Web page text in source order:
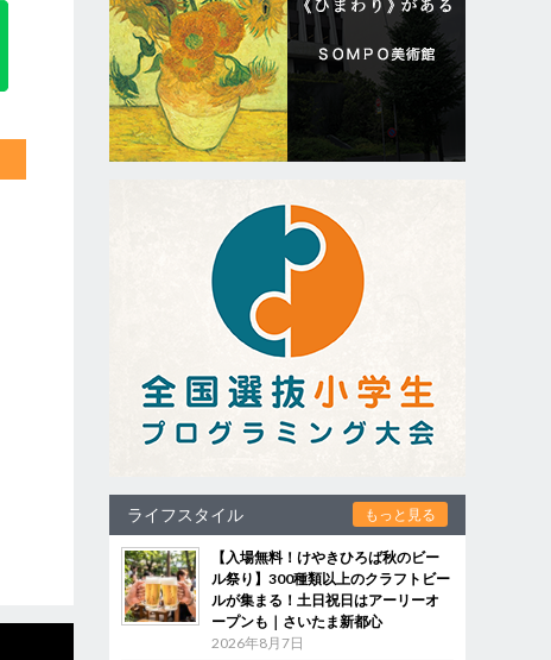
ライフスタイル もっと見る
【入場無料！けやきひろば秋のビー
ル祭り】300種類以上のクラフトビー
ルが集まる！土日祝日はアーリーオ
ープンも｜さいたま新都心
2026年8月7日